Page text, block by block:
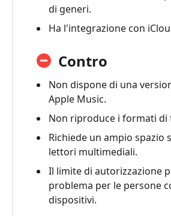
lettore
Blu-
MP4
di generi.
Ha l'integrazione con
Contro
Non dispone di una
Apple Music.
Non riproduce i formati di
Richiede un ampio spazio
lettori multimediali.
Il limite di autorizzazione
problema per le persone
dispositivi.